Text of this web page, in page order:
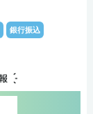
銀行振込